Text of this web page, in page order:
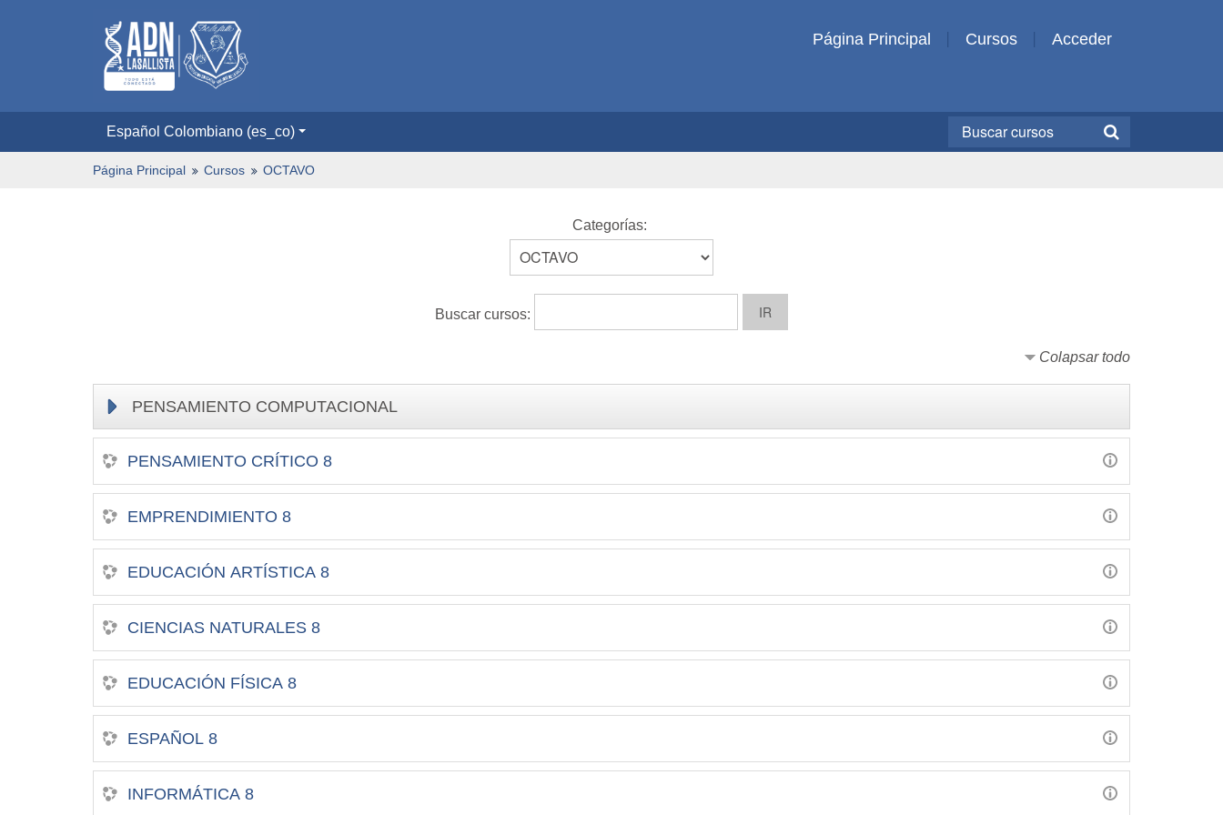
Página Principal Cursos Acceder
Español Colombiano ‎(es_co)‎
Página Principal Cursos OCTAVO
Categorías:
Buscar cursos:
Colapsar todo
PENSAMIENTO COMPUTACIONAL
PENSAMIENTO CRÍTICO 8
EMPRENDIMIENTO 8
EDUCACIÓN ARTÍSTICA 8
CIENCIAS NATURALES 8
EDUCACIÓN FÍSICA 8
ESPAÑOL 8
INFORMÁTICA 8